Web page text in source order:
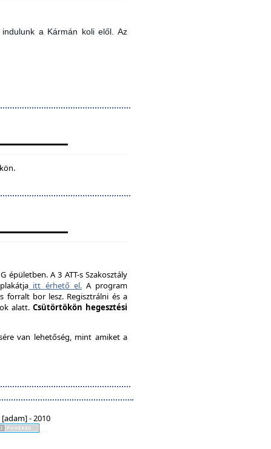
a Kármán koli elől. Az
épületben. A 3 ATT-s Szakosztály
itt érhető el.A program
forralt bor lesz. Regisztrálni és a
alatt.Csütörtökön hegesztési
van lehetőség, mint amiket a
- 2010